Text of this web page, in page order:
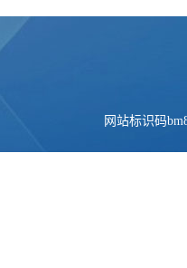
网站标识码